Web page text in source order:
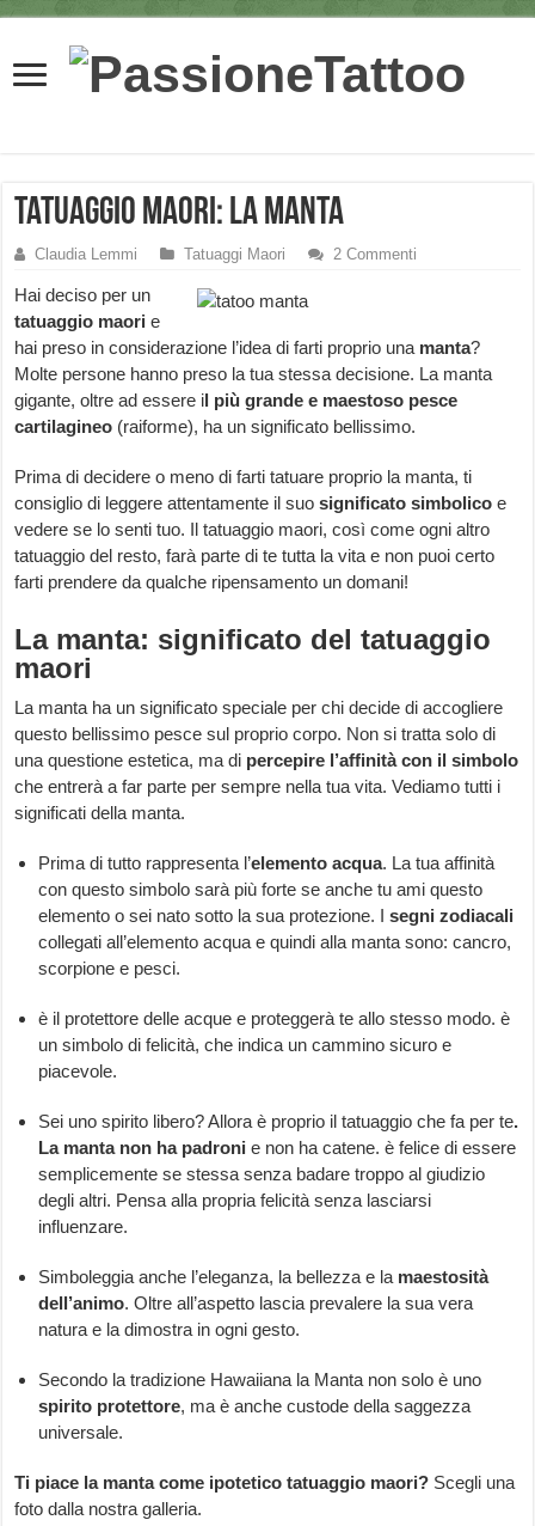
Tatuaggio maori: la manta
Claudia Lemmi Tatuaggi Maori 2 Commenti
Hai deciso per un
tatuaggio maori e
hai preso in considerazione l’idea di farti proprio una manta?
Molte persone hanno preso la tua stessa decisione. La manta
gigante, oltre ad essere il più grande e maestoso pesce
cartilagineo (raiforme), ha un significato bellissimo.
Prima di decidere o meno di farti tatuare proprio la manta, ti
consiglio di leggere attentamente il suosignificato simbolico e
vedere se lo senti tuo. Il tatuaggio maori, così come ogni altro
tatuaggio del resto, farà parte di te tutta la vita e non puoi certo
farti prendere da qualche ripensamento un domani!
La manta: significato del tatuaggio
maori
La manta ha un significato speciale per chi decide di accogliere
questo bellissimo pesce sul proprio corpo. Non si tratta solo di
una questione estetica, ma di percepire l’affinità con il simbolo
che entrerà a far parte per sempre nella tua vita. Vediamo tutti i
significati della manta.
Prima di tutto rappresenta l’elemento acqua. La tua affinità
con questo simbolo sarà più forte se anche tu ami questo
elemento o sei nato sotto la sua protezione. I segni zodiacali
collegati all’elemento acqua e quindi alla manta sono: cancro,
scorpione e pesci.
è il protettore delle acque e proteggerà te allo stesso modo. è
un simbolo di felicità, che indica un cammino sicuro e
piacevole.
Sei uno spirito libero? Allora è proprio il tatuaggio che fa per te.
La manta non ha padroni e non ha catene. è felice di essere
semplicemente se stessa senza badare troppo al giudizio
degli altri. Pensa alla propria felicità senza lasciarsi
influenzare.
Simboleggia anche l’eleganza, la bellezza e la maestosità
dell’animo. Oltre all’aspetto lascia prevalere la sua vera
natura e la dimostra in ogni gesto.
Secondo la tradizione Hawaiiana la Manta non solo è uno
spirito protettore, ma è anche custode della saggezza
universale.
Ti piace la manta come ipotetico tatuaggio maori? Scegli una
foto dalla nostra galleria.